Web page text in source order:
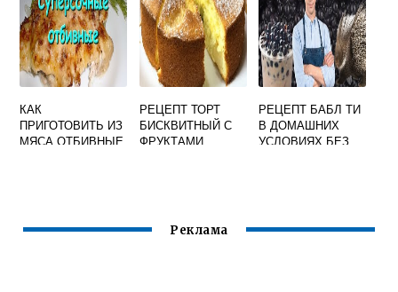
КАК
ПРИГОТОВИТЬ ИЗ
МЯСА ОТБИВНЫЕ
РЕЦЕПТ ТОРТ
БИСКВИТНЫЙ С
ФРУКТАМИ
РЕЦЕПТ БАБЛ ТИ
В ДОМАШНИХ
УСЛОВИЯХ БЕЗ
Реклама